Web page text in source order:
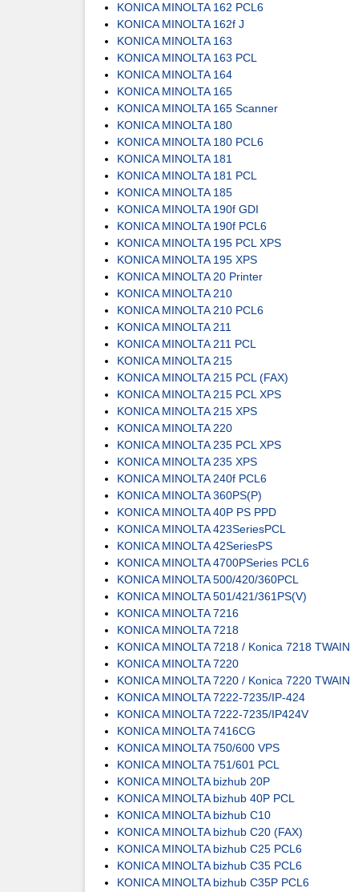
KONICA MINOLTA 162 PCL6
KONICA MINOLTA 162f J
KONICA MINOLTA 163
KONICA MINOLTA 163 PCL
KONICA MINOLTA 164
KONICA MINOLTA 165
KONICA MINOLTA 165 Scanner
KONICA MINOLTA 180
KONICA MINOLTA 180 PCL6
KONICA MINOLTA 181
KONICA MINOLTA 181 PCL
KONICA MINOLTA 185
KONICA MINOLTA 190f GDI
KONICA MINOLTA 190f PCL6
KONICA MINOLTA 195 PCL XPS
KONICA MINOLTA 195 XPS
KONICA MINOLTA 20 Printer
KONICA MINOLTA 210
KONICA MINOLTA 210 PCL6
KONICA MINOLTA 211
KONICA MINOLTA 211 PCL
KONICA MINOLTA 215
KONICA MINOLTA 215 PCL (FAX)
KONICA MINOLTA 215 PCL XPS
KONICA MINOLTA 215 XPS
KONICA MINOLTA 220
KONICA MINOLTA 235 PCL XPS
KONICA MINOLTA 235 XPS
KONICA MINOLTA 240f PCL6
KONICA MINOLTA 360PS(P)
KONICA MINOLTA 40P PS PPD
KONICA MINOLTA 423SeriesPCL
KONICA MINOLTA 42SeriesPS
KONICA MINOLTA 4700PSeries PCL6
KONICA MINOLTA 500/420/360PCL
KONICA MINOLTA 501/421/361PS(V)
KONICA MINOLTA 7216
KONICA MINOLTA 7218
KONICA MINOLTA 7218 / Konica 7218 TWAIN
KONICA MINOLTA 7220
KONICA MINOLTA 7220 / Konica 7220 TWAIN
KONICA MINOLTA 7222-7235/IP-424
KONICA MINOLTA 7222-7235/IP424V
KONICA MINOLTA 7416CG
KONICA MINOLTA 750/600 VPS
KONICA MINOLTA 751/601 PCL
KONICA MINOLTA bizhub 20P
KONICA MINOLTA bizhub 40P PCL
KONICA MINOLTA bizhub C10
KONICA MINOLTA bizhub C20 (FAX)
KONICA MINOLTA bizhub C25 PCL6
KONICA MINOLTA bizhub C35 PCL6
KONICA MINOLTA bizhub C35P PCL6